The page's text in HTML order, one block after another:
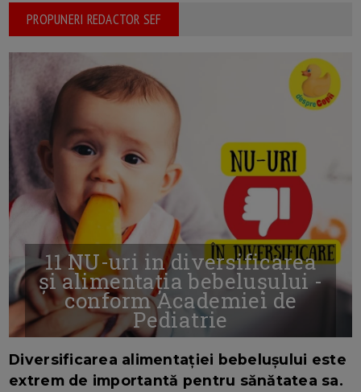
PROPUNERI REDACTOR SEF
11 NU-uri in diversificarea
și alimentația bebelușului -
conform Academiei de
Pediatrie
Diversificarea alimentației bebelușului este
extrem de importantă pentru sănătatea sa.